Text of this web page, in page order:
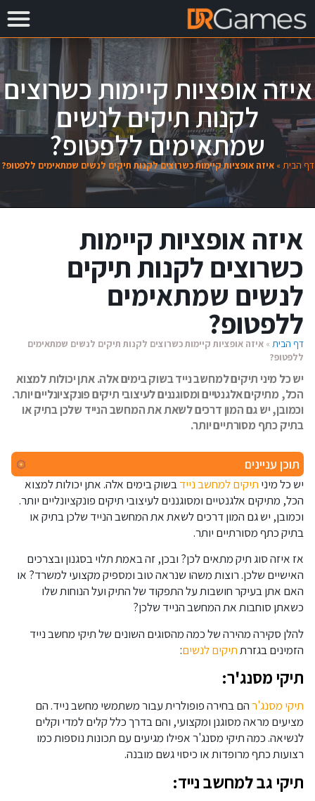
איזה אופציות קיימות כשרוצים
לקנות תיקים לנשים
שמתאימים ללפטופ?
דף הבית»איזה אופציות קיימות כשרוצים לקנות תיקים לנשים שמתאימים ללפטופ?
איזה אופציות קיימות
כשרוצים לקנות תיקים
לנשים שמתאימים
ללפטופ?
דף הבית » איזה אופציות קיימות כשרוצים לקנות תיקים לנשים שמתאימים
ללפטופ?
יש כל מיני תיקים למחשב נייד בשוק בימים אלה. אתן יכולות למצוא
הכל, מתיקים אלגנטיים ומסוגננים לעיצובי תיקים פונקציונליים יותר.
וכמובן, יש גם המון דרכים לשאת את המחשב הנייד שלכן בתיק או
בתיק כתף מסורתיים יותר.
תוכן עניינים
יש כל מיני תיקים למחשב ניידבשוק בימים אלה. אתן יכולות למצוא
הכל, מתיקים אלגנטיים ומסוגננים לעיצובי תיקים פונקציונליים יותר.
וכמובן, יש גם המון דרכים לשאת את המחשב הנייד שלכן בתיק או
בתיק כתף מסורתיים יותר.
אז איזה סוג תיק מתאים לכן? ובכן, זה באמת תלוי בסגנון ובצרכים
האישיים שלכן. רוצות משהו שנראה טוב ומספיק מקצועי למשרד? או
האם אתן בעיקר חושבות על התפקוד של התיק ועל הנוחות שלו
כשאתן סוחבות את המחשב הנייד שלכן?
להלן סקירה מהירה של כמה מהסוגים השונים של תיקי מחשב נייד
הזמינים בגזרתתיקים לנשים:
תיקי מסנג'ר:
תיקי מסנג'רהם בחירה פופולרית עבור משתמשי מחשב נייד. הם
מציעים מראה מסוגנן ומקצועי, והם בדרך כלל קלים למדי וקלים
לנשיאה. כמה תיקי מסנג'ר אפילו מגיעים עם תכונות נוספות כמו
רצועות כתף מרופדות או כיסוי גשם מובנה.
תיקי גב למחשב נייד: